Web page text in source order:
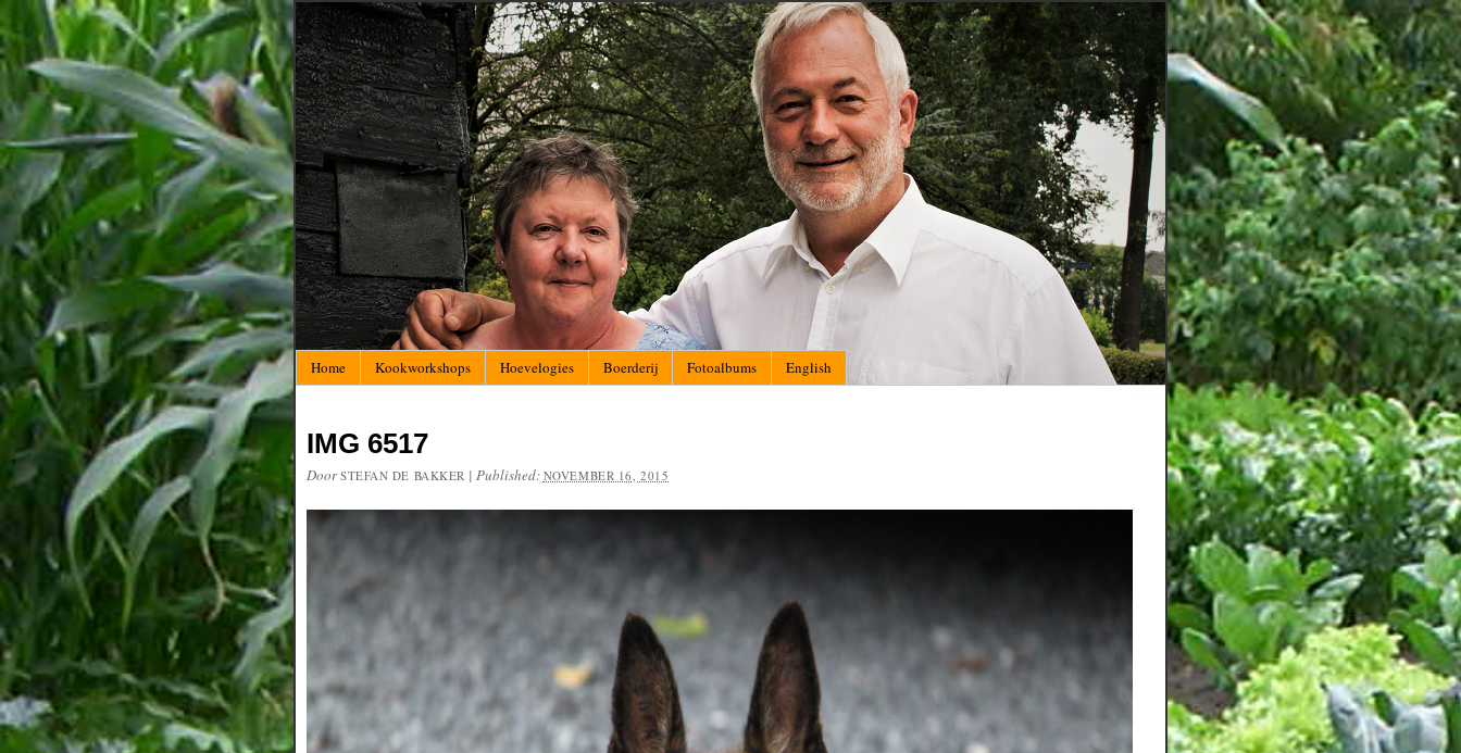
Home Kookworkshops Hoevelogies Boerderij Fotoalbums English
IMG 6517
DoorSTEFAN DE BAKKER | Published: NOVEMBER 16, 2015